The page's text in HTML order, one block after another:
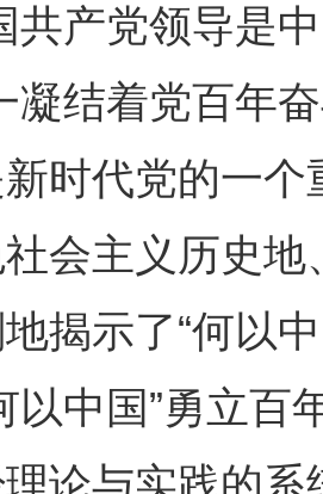
产党领导是中
凝结着党百年
时代党的一
会主义历史
揭示了“何以
以中国”勇立百
论与实践的